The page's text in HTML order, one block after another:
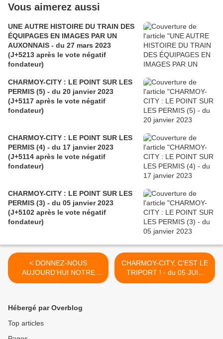
Vous aimerez aussi
UNE AUTRE HISTOIRE DU TRAIN DES
ÉQUIPAGES EN IMAGES PAR UN
AUXONNAIS - du 27 mars 2023
(J+5213 après le vote négatif
fondateur)
CHARMOY-CITY : LE POINT SUR LES
PERMIS (5) - du 20 janvier 2023
(J+5117 après le vote négatif
fondateur)
CHARMOY-CITY : LE POINT SUR LES
PERMIS (4) - du 17 janvier 2023
(J+5114 après le vote négatif
fondateur)
CHARMOY-CITY : LE POINT SUR LES
PERMIS (3) - du 05 janvier 2023
(J+5102 après le vote négatif
fondateur)
< DONNEZ-NOUS
AUJOURD’HUI NOTRE
NOTIN QUOTIDIEN ! - du
fondateur)
CHARMOY-CITY, C’EST LE
TRIPORT ! - du 05 JUIN
2016 (J+2727 après le vote
Hébergé par Overblog
Top articles